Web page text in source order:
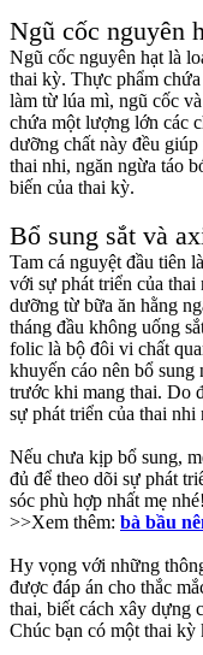
Ngũ cốc nguyên
Ngũ cốc nguyên hạt là
thai kỳ. Thực phẩm
làm từ lúa mì, ngũ cốc
chứa một lượng lớn các
dưỡng chất này đều
thai nhi, ngăn ngừa táo
biến của thai kỳ.
Bổ sung sắt và
Tam cá nguyệt đầu tiên
với sự phát triển của
dưỡng từ bữa ăn hằng
tháng đầu không uống
folic là bộ đôi vi chất
khuyến cáo nên bổ
trước khi mang thai. Do
sự phát triển của thai nhi
Nếu chưa kịp bổ sung,
đủ để theo dõi sự phát
sóc phù hợp nhất mẹ nhé!
>>Xem thêm: bà bầu
Hy vọng với những
được đáp án cho thắc
thai, biết cách xây dựng
Chúc bạn có một thai kỳ